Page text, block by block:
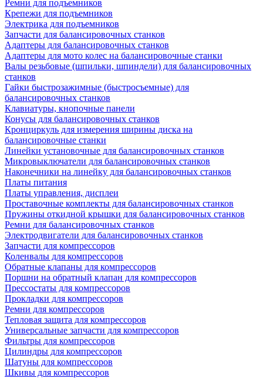
Ремни для подъемников
Крепежи для подъемников
Электрика для подъемников
Запчасти для балансировочных станков
Адаптеры для балансировочных станков
Адаптеры для мото колес на балансировочные станки
Валы резьбовые (шпильки, шпиндели) для балансировочных
станков
Гайки быстрозажимные (быстросъемные) для
балансировочных станков
Клавиатуры, кнопочные панели
Конусы для балансировочных станков
Кронциркуль для измерения ширины диска на
балансировочные станки
Линейки установочные для балансировочных станков
Микровыключатели для балансировочных станков
Наконечники на линейку для балансировочных станков
Платы питания
Платы управления, дисплеи
Проставочные комплекты для балансировочных станков
Пружины откидной крышки для балансировочных станков
Ремни для балансировочных станков
Электродвигатели для балансировочных станков
Запчасти для компрессоров
Коленвалы для компрессоров
Обратные клапаны для компрессоров
Поршни на обратный клапан для компрессоров
Прессостаты для компрессоров
Прокладки для компрессоров
Ремни для компрессоров
Тепловая защита для компрессоров
Универсальные запчасти для компрессоров
Фильтры для компрессоров
Цилиндры для компрессоров
Шатуны для компрессоров
Шкивы для компрессоров